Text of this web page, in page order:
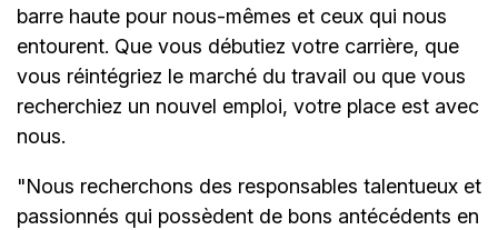
barre haute pour nous-mêmes et ceux qui nous
entourent. Que vous débutiez votre carrière, que
vous réintégriez le marché du travail ou que vous
recherchiez un nouvel emploi, votre place est avec
nous.
"Nous recherchons des responsables talentueux et
passionnés qui possèdent de bons antécédents en